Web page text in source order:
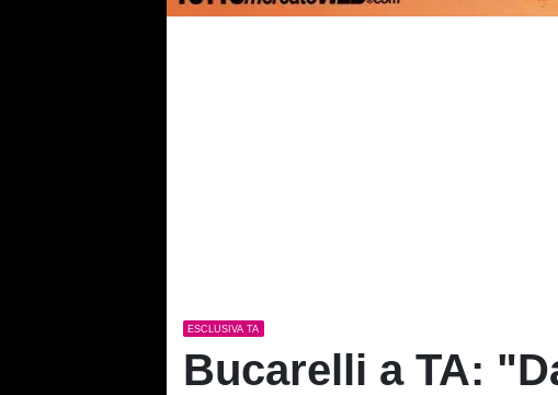
ESCLUSIVA TA
Bucarelli a TA: